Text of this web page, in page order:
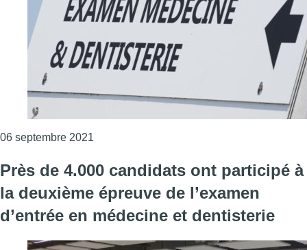
06 septembre 2021
Près de 4.000 candidats ont participé à
la deuxième épreuve de l’examen
d’entrée en médecine et dentisterie